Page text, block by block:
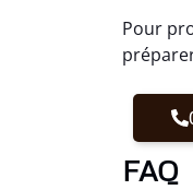
Pour
FAQ